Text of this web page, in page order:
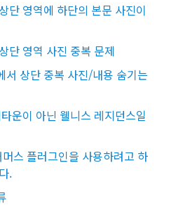
단 영역에 하단의 본문 사진이
단 영역 사진 중복 문제
서 상단 중복 사진/내용 숨기는
운이 아닌 웰니스 레지던스일
스 플러그인을 사용하려고 하
.